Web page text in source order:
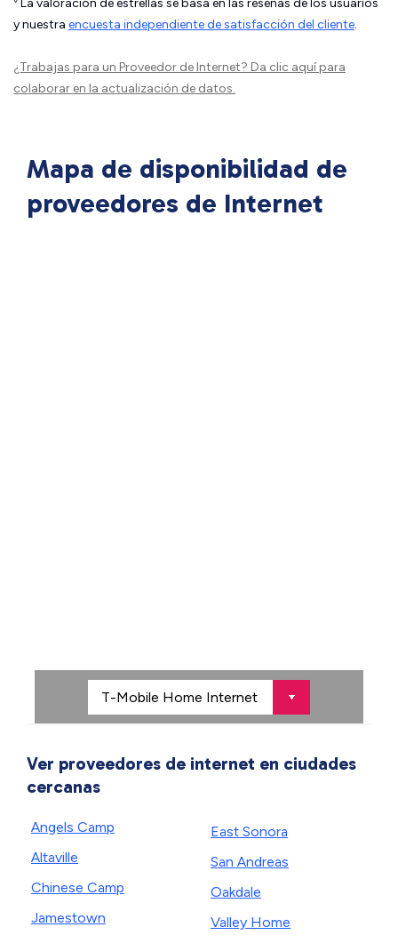
La valoración de estrellas se basa en las reseñas de los usuarios
y nuestra encuesta independiente de satisfacción del cliente.
¿Trabajas para un Proveedor de Internet? Da clic aquípara
colaborar en la actualización de datos.
Mapa de disponibilidad de
proveedores de Internet
Ver proveedores de internet en ciudades
cercanas
Angels Camp
Altaville
Chinese Camp
Jamestown
East Sonora
San Andreas
Oakdale
Valley Home